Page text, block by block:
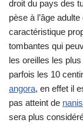
droit du pays des
pèse à l’âge
caractéristique
tombantes qui
les oreilles les
parfois les 10
angora, en effet il
pas atteint de
sera plus